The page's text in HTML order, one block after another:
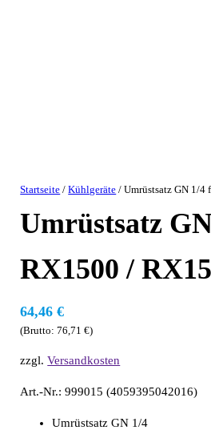
Startseite /Kühlgeräte / Umrüstsatz GN 1/4
Umrüstsatz
RX1500 /
64,46€
(Brutto:76,71€)
zzgl.Versandkosten
Art.-Nr.: 999015 (4059395042016)
Umrüstsatz GN 1/4